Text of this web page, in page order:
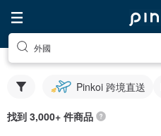
外國
Pinkoi 跨境直送
找到 3,000+ 件商品